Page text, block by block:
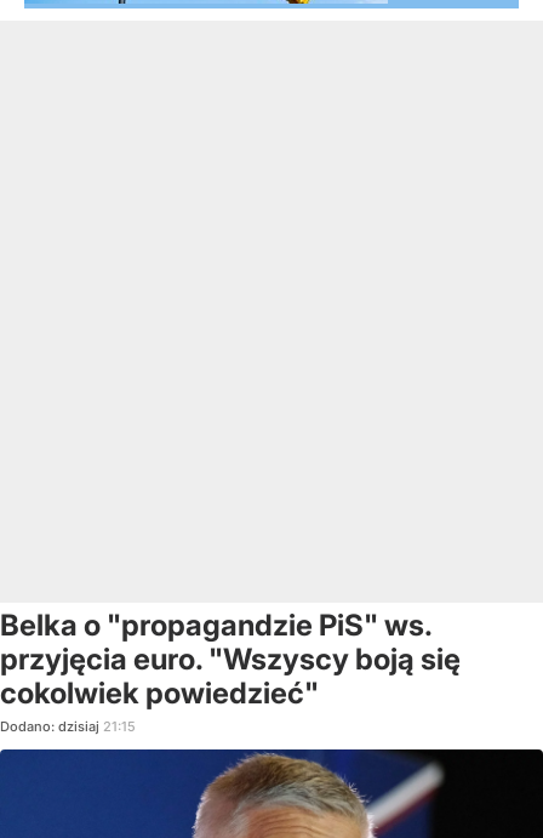
Belka o "propagandzie PiS" ws.
przyjęcia euro. "Wszyscy boją się
cokolwiek powiedzieć"
Dodano: dzisiaj 21:15